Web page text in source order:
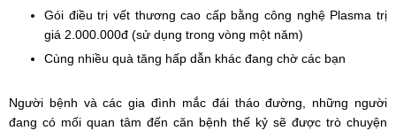
Gói điều trị vết thương cao cấp bằng công nghệ Plasma trị
giá 2.000.000đ (sử dụng trong vòng một năm)
Cùng nhiều quà tăng hấp dẫn khác đang chờ các bạn
Người bệnh và các gia đình mắc đái tháo đường, những người
đang có mối quan tâm đến căn bệnh thế kỷ sẽ được trò chuyện